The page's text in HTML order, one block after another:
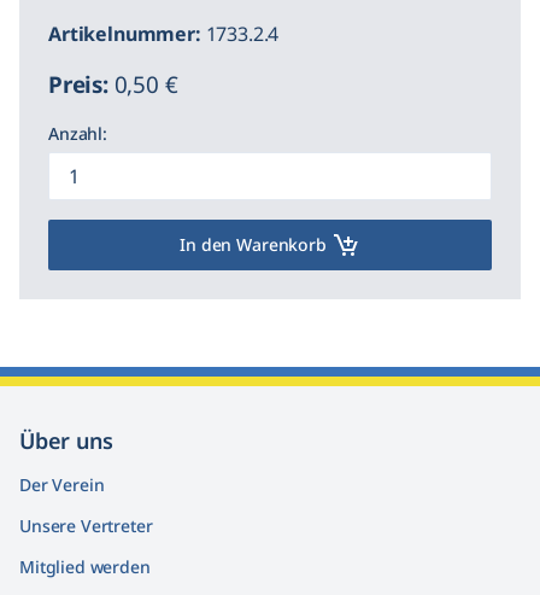
Artikelnummer: 1733.2.4
Preis:0,50 €
Anzahl:
In den Warenkorb
Über uns
Der Verein
Unsere Vertreter
Mitglied werden